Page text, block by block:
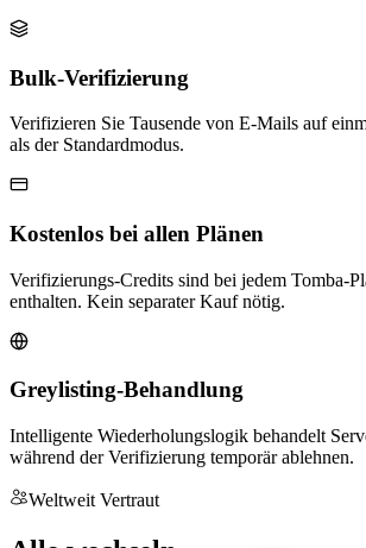
Bulk-Verifizierung
Verifizieren Sie Tausende von E-Mails auf
als der Standardmodus.
Kostenlos bei allen Plänen
Verifizierungs-Credits sind bei jedem Tomba-
enthalten. Kein separater Kauf nötig.
Greylisting-Behandlung
Intelligente Wiederholungslogik behandelt
während der Verifizierung temporär ablehnen.
Weltweit Vertraut